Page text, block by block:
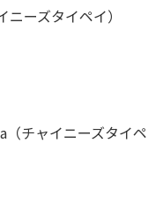
ーズタイペイ）
チャイニーズタイペ